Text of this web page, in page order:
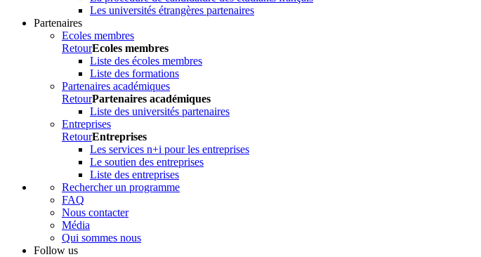
Les universités étrangères partenaires
Partenaires
Ecoles membres
RetourEcoles membres
Liste des écoles membres
Liste des formations
Partenaires académiques
RetourPartenaires académiques
Liste des universités partenaires
Entreprises
RetourEntreprises
Les services n+i pour les entreprises
Le soutien des entreprises
Liste des entreprises
Rechercher un programme
FAQ
Nous contacter
Média
Qui sommes nous
Follow us